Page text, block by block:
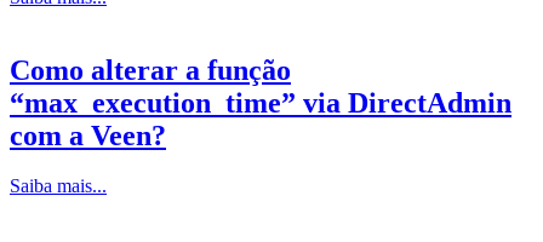
Como alterar a função
“max_execution_time” via DirectAdmin
com a Veen?
Saiba mais...